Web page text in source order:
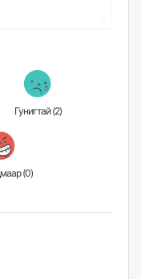
Гунигтай (2)
Үзэн ядмаар (0)